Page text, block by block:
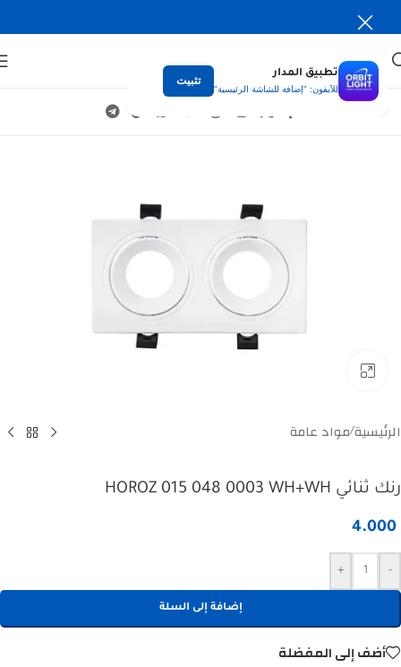
تطبيق المدار
للآيفون: "إضافة للشاشة الرئيسية"
تثبيت
الرئيسية/مواد عامة
رنك ثنائي HOROZ 015 048 0003 WH+WH
4.000
-
+
إضافة إلى السلة
أضف إلى المفضلة